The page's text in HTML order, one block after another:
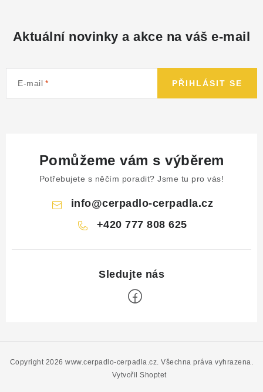
Aktuální novinky a akce na váš e-mail
E-mail PŘIHLÁSIT SE
Pomůžeme vám s výběrem
Potřebujete s něčím poradit? Jsme tu pro vás!
info@cerpadlo-cerpadla.cz
+420 777 808 625
Vytvořil Shoptet
Copyright 2026www.cerpadlo-cerpadla.cz. Všechna práva vyhrazena.